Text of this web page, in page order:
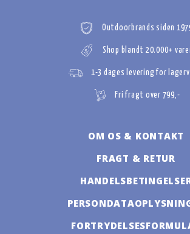
Outdoorbrands siden
Shop blandt 20.000+
1-3 dages levering for
Fri fragt over 799,-
OM OS & KONTAKT
FRAGT & RETUR